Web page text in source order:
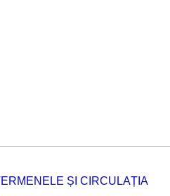
ȘI CIRCULAȚIA